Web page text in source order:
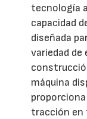
tecnología
capacidad
diseñada
variedad
máquina
tracción en